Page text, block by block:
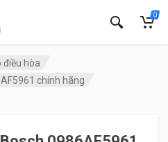
0
điều hòa
chính hãng